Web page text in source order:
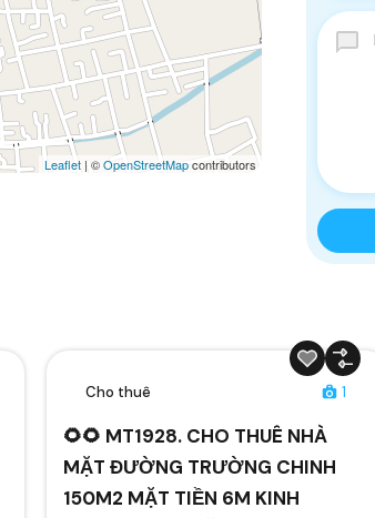
Leaflet | ©OpenStreetMapcontributors
Cho thuê 1
🌻🌻 MT1928. CHO THUÊ NHÀ
MẶT ĐƯỜNG TRƯỜNG CHINH
150M2 MẶT TIỀN 6M KINH